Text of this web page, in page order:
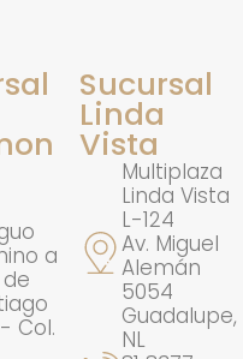
a
Col.
Sucursal
Linda
Vista
Multiplaza
Linda Vista
L-124
Av. Miguel
Alemán
5054
Guadalupe,
NL